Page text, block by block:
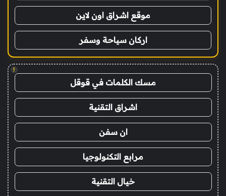
موقع اشراق اون لاين
اركان سياحة وسفر
!
مسك الكلمات في قوقل
اشراق التقنية
ان سفن
مرابع التكنولوجيا
خيال التقنية